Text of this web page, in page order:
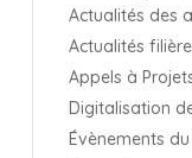
Actualités des
Actualités
Appels à
Digitalisation
Évènements